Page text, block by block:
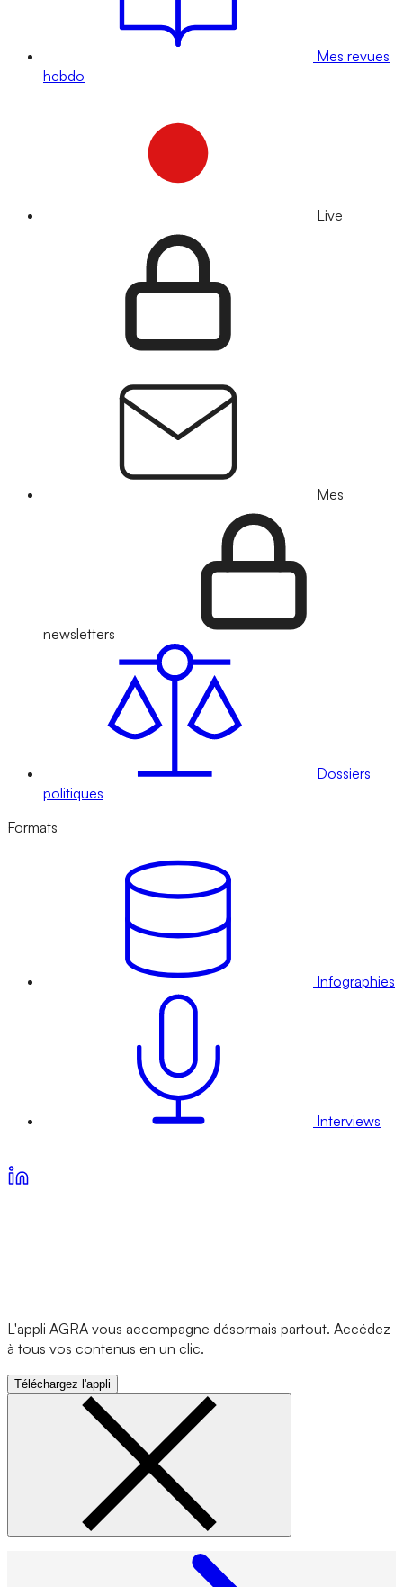
Mes revues
hebdo
Live
Mes
newsletters
Dossiers
politiques
Formats
Infographies
Interviews
L'appli AGRA vous accompagne désormais partout. Accédez
à tous vos contenus en un clic.
Téléchargez l'appli